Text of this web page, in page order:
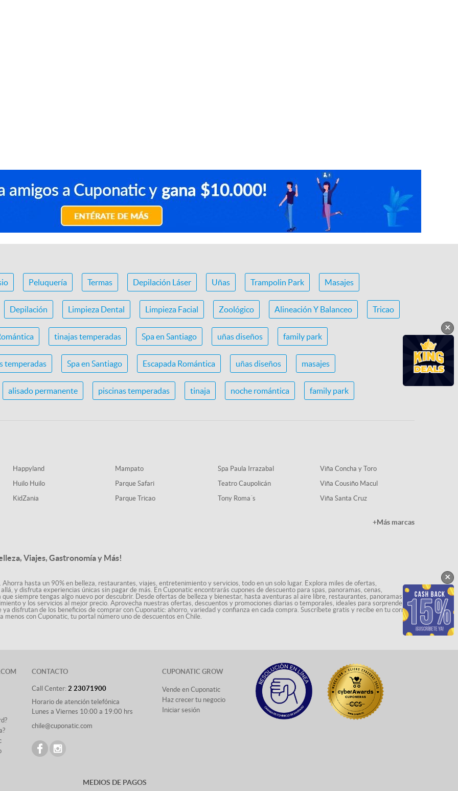
Peluquería Termas Depilación Láser Uñas Trampolin Park Masajes
Depilación Limpieza Dental Limpieza Facial Zoológico Alineación Y Balanceo Tricao
tinajas temperadas Spa en Santiago uñas diseños family park
temperadas Spa en Santiago Escapada Romántica uñas diseños masajes
alisado permanente piscinas temperadas tinaja noche romántica family park
Happyland
Huilo Huilo
KidZania
Mampato
Parque Safari
Parque Tricao
Spa Paula Irrazabal
Teatro Caupolicán
Tony Roma´s
Viña Concha y Toro
Viña Cousiño Macul
Viña Santa Cruz
+Más marcas
Viajes, Gastronomía y Más!
hasta un 90% en belleza, restaurantes, viajes, entretenimiento y servicios, todo en un solo lugar. Explora miles de ofertas,
y disfruta experiencias únicas sin pagar de más. En Cuponatic encontrarás cupones de descuento para spas, panoramas, cenas,
siempre tengas algo nuevo por descubrir. Desde ofertas de belleza y bienestar, hasta aventuras al aire libre, restaurantes, panoramas
y los servicios al mejor precio. Aprovecha nuestras ofertas, descuentos y promociones diarias o temporales, ideales para sorprenderte
disfrutan de los beneficios de comprar con Cuponatic: ahorro, variedad y confianza en cada compra. Suscríbete gratis y recibe en tu correo
con Cuponatic, tu portal número uno de descuentos en Chile.
CONTACTO
Call Center: 2 23071900
Horario de atención telefónica
Lunes a Viernes 10:00 a 19:00 hrs
chile@cuponatic.com
CUPONATIC GROW
Vende en Cuponatic
Haz crecer tu negocio
Iniciar sesión
MEDIOS DE PAGOS
×
×